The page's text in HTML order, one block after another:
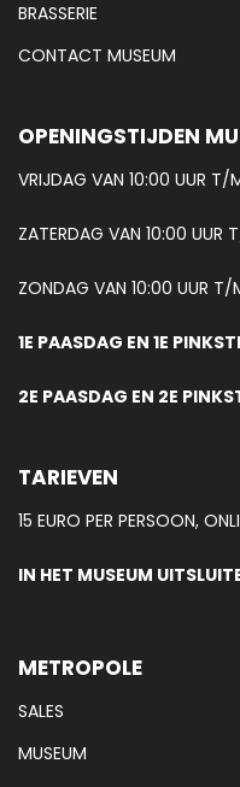
BRASSERIE
CONTACT MUSEUM
OPENINGSTIJDEN
VRIJDAG VAN 10:00 UUR T/
ZATERDAG VAN 10:00 UUR
ZONDAG VAN 10:00 UUR T/
1E PAASDAG EN 1E
2E PAASDAG EN 2E
TARIEVEN
15 EURO PER PERSOON,
IN HET MUSEUM
METROPOLE
SALES
MUSEUM